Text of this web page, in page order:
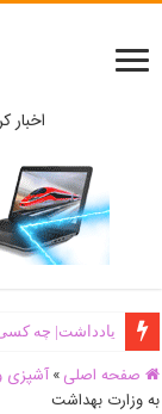
اخبار
یادداشت| ‌چه کسی
صفحه اصلی » آشپزی
به وزارت بهداشت